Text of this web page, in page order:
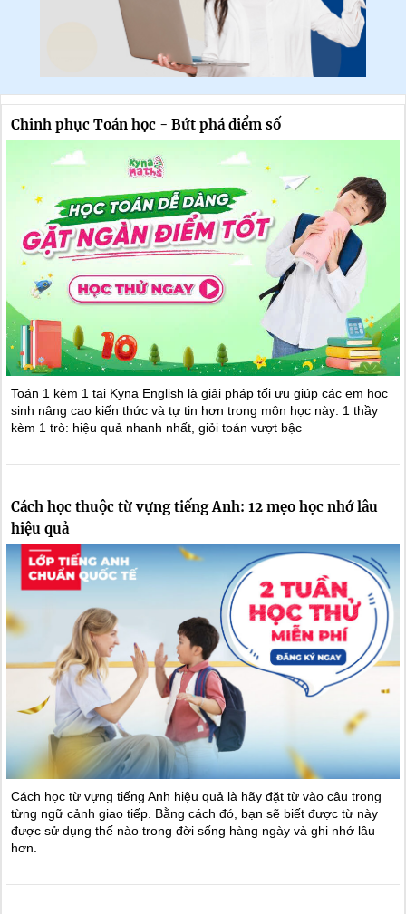
Chinh phục Toán học - Bứt phá điểm số
Toán 1 kèm 1 tại Kyna English là giải pháp tối ưu giúp các em học
sinh nâng cao kiến thức và tự tin hơn trong môn học này: 1 thầy
kèm 1 trò: hiệu quả nhanh nhất, giỏi toán vượt bậc
Cách học thuộc từ vựng tiếng Anh: 12 mẹo học nhớ lâu
hiệu quả
Cách học từ vựng tiếng Anh hiệu quả là hãy đặt từ vào câu trong
từng ngữ cảnh giao tiếp. Bằng cách đó, bạn sẽ biết được từ này
được sử dụng thế nào trong đời sống hàng ngày và ghi nhớ lâu
hơn.